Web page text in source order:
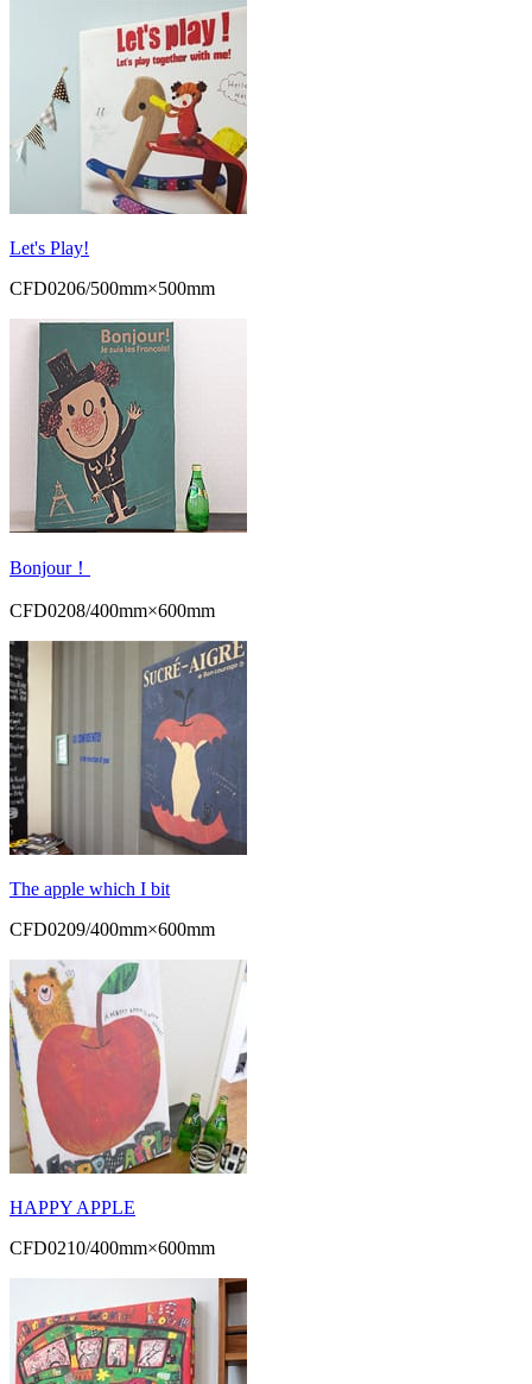
Let's Play!
CFD0206/500mm×500mm
Bonjour！
CFD0208/400mm×600mm
The apple which I bit
CFD0209/400mm×600mm
HAPPY APPLE
CFD0210/400mm×600mm